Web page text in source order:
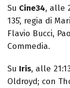
Su Cine34, alle
135’, regia di
Flavio Bucci,
Commedia.
Su Iris, alle
Oldroyd; con